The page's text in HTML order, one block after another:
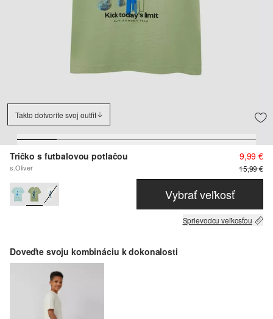
Takto dotvoríte svoj outfit
Tričko s futbalovou potlačou
s.Oliver
9,99 €
15,99 €
Vybrať veľkosť
Sprievodcu veľkosťou
Doveďte svoju kombináciu k dokonalosti